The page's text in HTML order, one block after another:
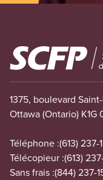
Image
1375, boulevard
Ottawa (Ontario) K1G
Téléphone :(613) 237-
Télécopieur :(613)
Sans frais :(844) 237-